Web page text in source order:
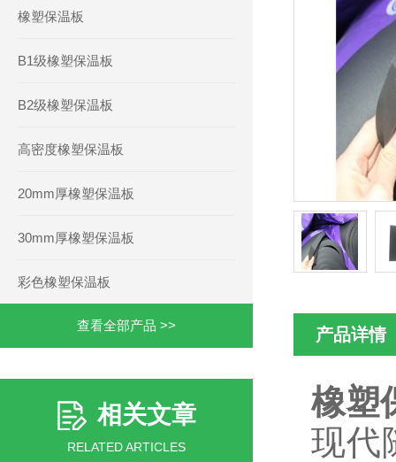
橡塑保温板
B1级橡塑保温板
B2级橡塑保温板
高密度橡塑保温板
20mm厚橡塑保温板
30mm厚橡塑保温板
彩色橡塑保温板
查看全部产品 >>
相关文章
RELATED ARTICLES
产品详情
橡塑
现代